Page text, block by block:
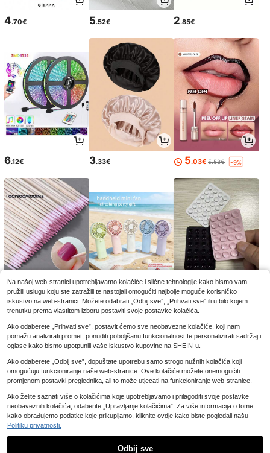
4.70€ 5.52€ 2.85€
6.12€ 3.33€ 5.03€ 5.58€ -9%
3.08€ 4.32€ 2.75€
12
Na našoj web-stranici upotrebljavamo kolačiće i slične tehnologije kako bismo vam
pružili uslugu koju ste zatražili te nastojali omogućiti najbolje moguće korisničko
iskustvo na web-stranici. Možete odabrati „Odbij sve”, „Prihvati sve” ili u bilo kojem
trenutku prema vlastitom izboru postaviti svoje postavke kolačića.
Ako odaberete „Prihvati sve”, postavit ćemo sve neobavezne kolačiće, koji nam
pomažu analizirati promet, ponuditi poboljšanu funkcionalnost te personalizirati sadržaj i
oglase kako bismo upotpunili vaše iskustvo kupovine na SHEIN-u.
Ako odaberete „Odbij sve”, dopuštate upotrebu samo strogo nužnih kolačića koji
omogućuju funkcioniranje naše web-stranice. Ove kolačiće možete onemogućiti
promjenom postavki preglednika, ali to može utjecati na funkcioniranje web-stranice.
Ako želite saznati više o kolačićima koje upotrebljavamo i prilagoditi svoje postavke
neobaveznih kolačića, odaberite „Upravljanje kolačićima”. Za više informacija o tome
kako obrađujemo podatke koje prikupljamo, kliknite ovdje kako biste pogledali našu
Politiku privatnosti.
Odbij sve